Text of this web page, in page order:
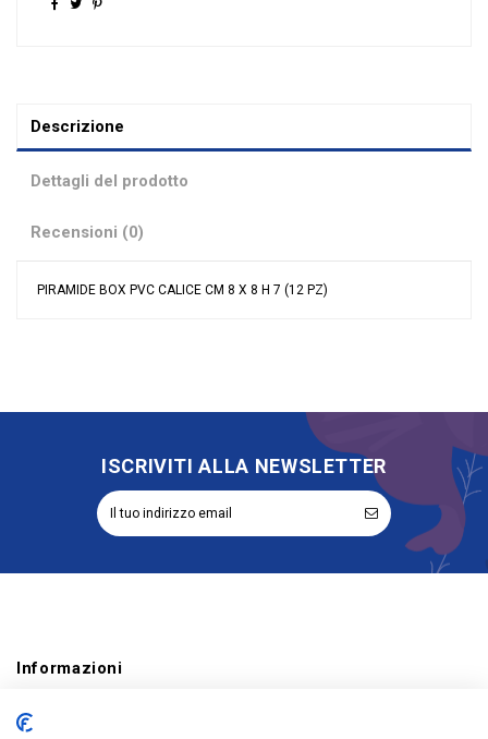
Descrizione
Dettagli del prodotto
Recensioni (0)
PIRAMIDE BOX PVC CALICE CM 8 X 8 H 7 (12 PZ)
Evento Comunione
Portaconfetti
Riordinabile No
Categoria Prodotto
ISCRIVITI ALLA NEWSLETTER
Informazioni
Account